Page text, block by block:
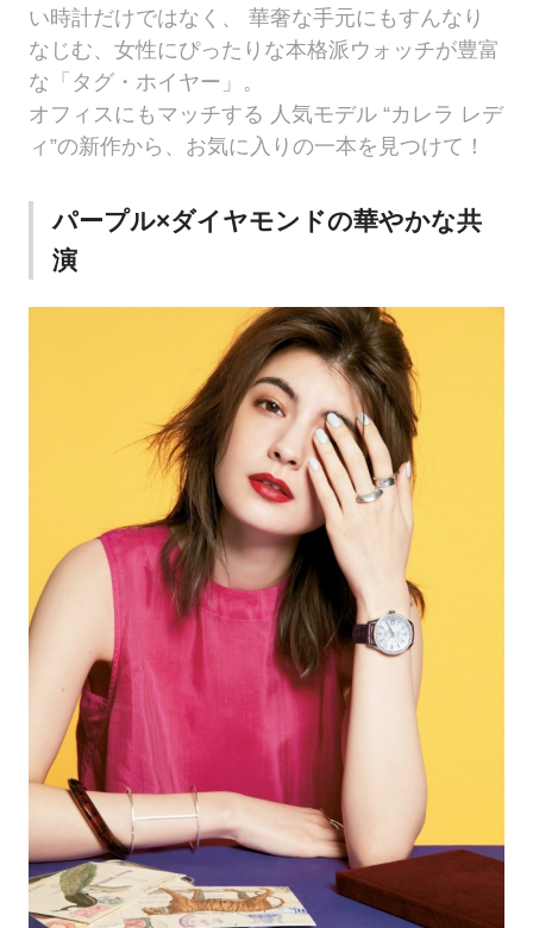
い時計だけではなく、 華奢な手元にもすんなり
なじむ、女性にぴったりな本格派ウォッチが豊富
な「タグ・ホイヤー」。
オフィスにもマッチする 人気モデル “カレラ レデ
ィ”の新作から、お気に入りの一本を見つけて！
パープル×ダイヤモンドの華やかな共
演